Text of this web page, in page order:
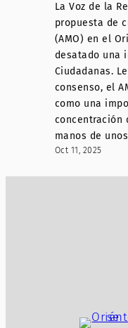
La Voz de la
propuesta de
(AMO) en el
desatado una
Ciudadanas.
consenso, el
como una
concentración
manos de
Oct 11, 2025